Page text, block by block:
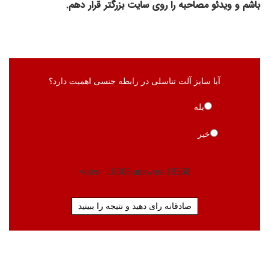
باشم و ویدئو مصاحبه را روی سایت بزرگتر قرار دهم.
آیا سایز آلت تناسلی در رابطه جنسی اهمیت دارد؟
بله
خیر
18368
votes
· 18368answers
صادقانه رای دهید و نتیجه را ببینید